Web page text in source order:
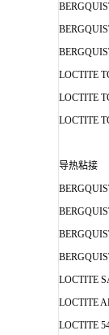
LOCTITE
LOCTITE
LOCTITE
导热粘接
LOCTITE
LOCTITE
LOCTITE